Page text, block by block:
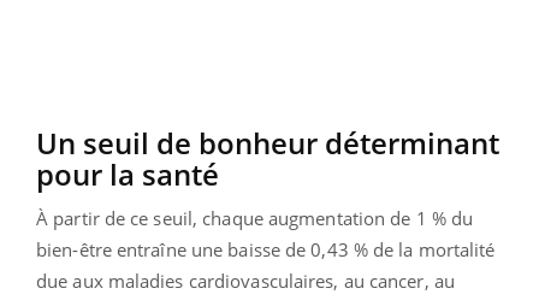
Un seuil de bonheur déterminant
pour la santé
À partir de ce seuil, chaque augmentation de 1 % du
bien-être entraîne une baisse de 0,43 % de la mortalité
due aux maladies cardiovasculaires, au cancer, au